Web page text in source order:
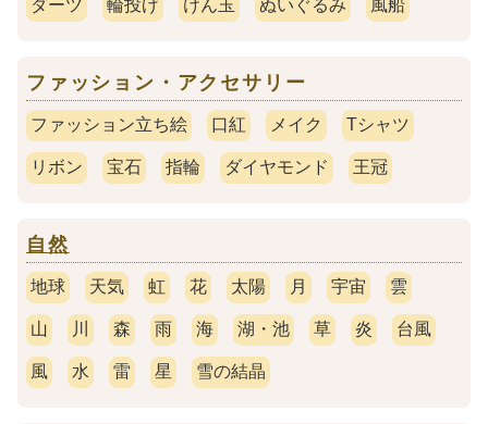
ダーツ 輪投げ けん玉 ぬいぐるみ 風船
ファッション・アクセサリー
ファッション立ち絵 口紅 メイク Tシャツ
リボン 宝石 指輪 ダイヤモンド 王冠
自然
地球 天気 虹 花 太陽 月 宇宙 雲
山 川 森 雨 海 湖・池 草 炎 台風
風 水 雷 星 雪の結晶